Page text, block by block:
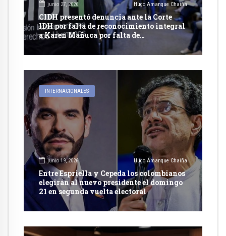
junio 27, 2026 Hugo Amanque Chaiña
CIDH presentó denuncia ante la Corte
IDH por falta de reconocimiento integral
a Karen Mañuca por falta de
reconocimiento integral a su identidad
de genero
INTERNACIONALES
junio 19, 2026 Hugo Amanque Chaiña
Entre Espriella y Cepeda los colombianos
elegirán al nuevo presidente el domingo
21 en segunda vuelta electoral